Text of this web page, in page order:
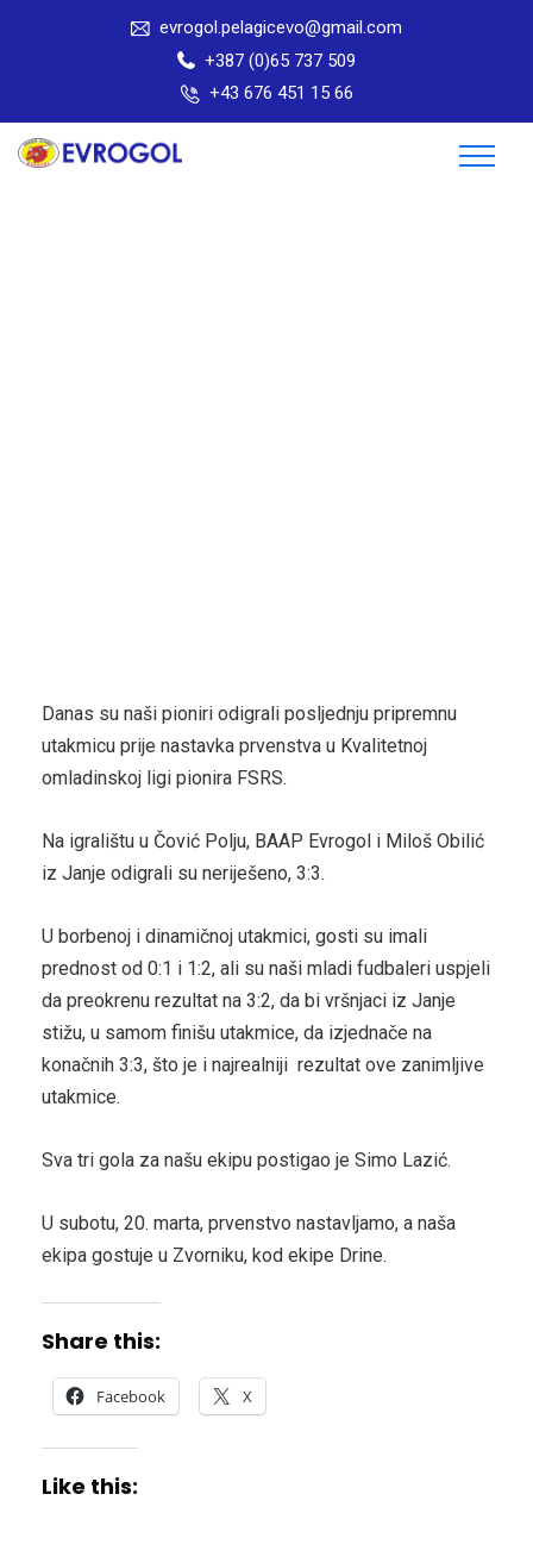
evrogol.pelagicevo@gmail.com
+387 (0)65 737 509
+43 676 451 15 66
Danas su naši pioniri odigrali posljednju pripremnu
utakmicu prije nastavka prvenstva u Kvalitetnoj
omladinskoj ligi pionira FSRS.
Na igralištu u Čović Polju, BAAP Evrogol i Miloš Obilić
iz Janje odigrali su neriješeno, 3:3.
U borbenoj i dinamičnoj utakmici, gosti su imali
prednost od 0:1 i 1:2, ali su naši mladi fudbaleri uspjeli
da preokrenu rezultat na 3:2, da bi vršnjaci iz Janje
stižu, u samom finišu utakmice, da izjednače na
konačnih 3:3, što je i najrealniji rezultat ove zanimljive
utakmice.
Sva tri gola za našu ekipu postigao je Simo Lazić.
U subotu, 20. marta, prvenstvo nastavljamo, a naša
ekipa gostuje u Zvorniku, kod ekipe Drine.
Share this:
Facebook X
Like this: